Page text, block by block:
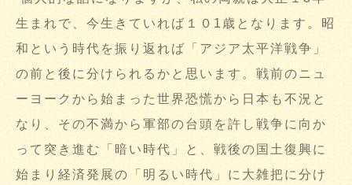
生まれで、今生きていれば１０1歳となります。昭
和という時代を振り返れば「アジア太平洋戦争」
の前と後に分けられるかと思います。戦前のニュ
ーヨークから始まった世界恐慌から日本も不況と
なり、その不満から軍部の台頭を許し戦争に向か
って突き進む「暗い時代」と、戦後の国土復興に
始まり経済発展の「明るい時代」に大雑把に分け